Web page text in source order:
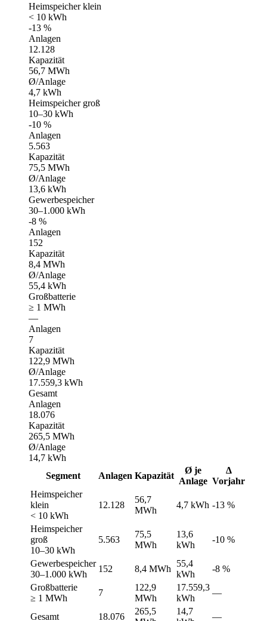
Heimspeicher klein
< 10 kWh
-13 %
Anlagen
12.128
Kapazität
56,7 MWh
Ø/Anlage
4,7 kWh
Heimspeicher groß
10–30 kWh
-10 %
Anlagen
5.563
Kapazität
75,5 MWh
Ø/Anlage
13,6 kWh
Gewerbespeicher
30–1.000 kWh
-8 %
Anlagen
152
Kapazität
8,4 MWh
Ø/Anlage
55,4 kWh
Großbatterie
≥ 1 MWh
—
Anlagen
7
Kapazität
122,9 MWh
Ø/Anlage
17.559,3 kWh
Gesamt
Anlagen
18.076
Kapazität
265,5 MWh
Ø/Anlage
14,7 kWh
Segment
Anlagen Kapazität
Ø je
Anlage
Δ
Vorjahr
Heimspeicher
klein
< 10 kWh
12.128
56,7
MWh
4,7 kWh -13 %
Heimspeicher
groß
10–30 kWh
5.563
75,5
MWh
13,6
kWh
-10 %
Gewerbespeicher
30–1.000 kWh
152 8,4 MWh
55,4
kWh
-8 %
Großbatterie
≥ 1 MWh
7
122,9
MWh
17.559,3
kWh
—
Gesamt 18.076
265,5
14,7
—